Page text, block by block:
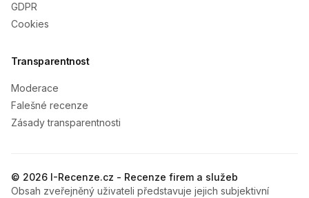
GDPR
Cookies
Transparentnost
Moderace
Falešné recenze
Zásady transparentnosti
© 2026 I-Recenze.cz - Recenze firem a služeb
Obsah zveřejněný uživateli představuje jejich subjektivní